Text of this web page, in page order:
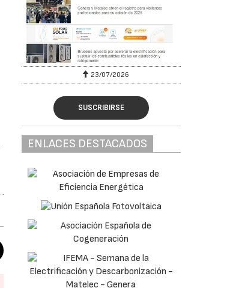
23/07/2026
SUSCRIBIRSE
ENLACES DESTACADOS